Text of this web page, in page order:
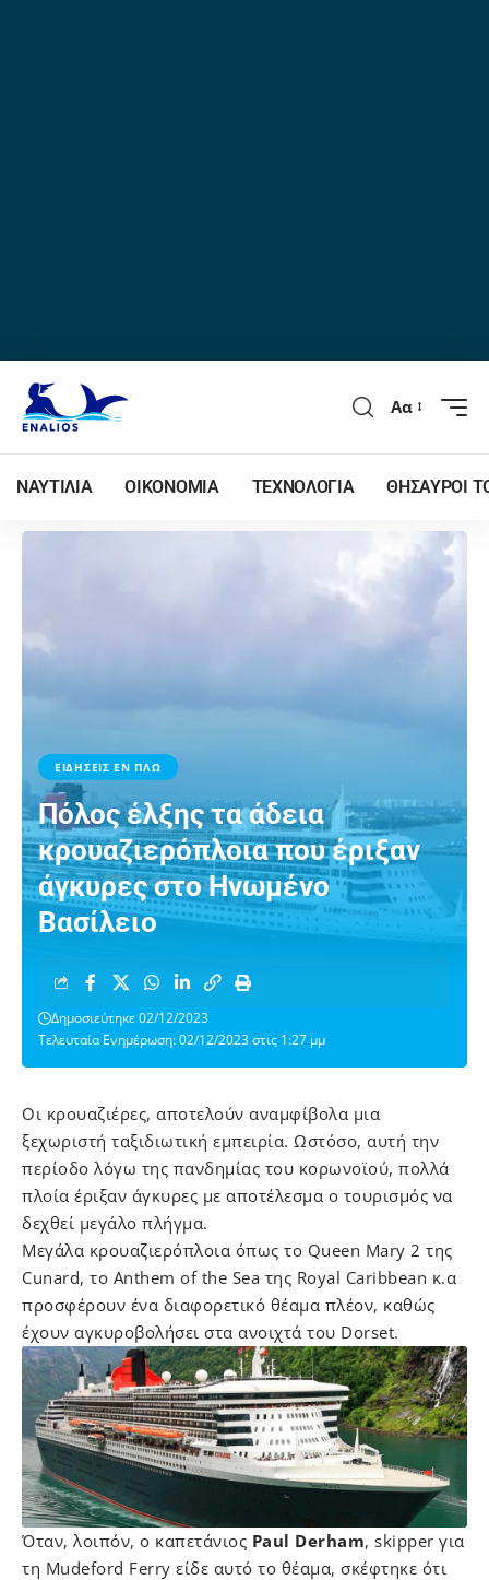
Αα
ΝΑΥΤΙΛΙΑ ΟΙΚΟΝΟΜΙΑ ΤΕΧΝΟΛΟΓΙΑ ΘΗΣΑΥΡΟΙ
ΕΙΔΗΣΕΙΣ ΕΝ ΠΛΩ
Πόλος έλξης τα άδεια
κρουαζιερόπλοια που έριξαν
άγκυρες στο Ηνωμένο
Βασίλειο
Τελευταία Ενημέρωση: 02/12/2023 στις 1:27 μμ
Δημοσιεύτηκε 02/12/2023
Οι κρουαζιέρες, αποτελούν αναμφίβολα μια
ξεχωριστή ταξιδιωτική εμπειρία. Ωστόσο, αυτή την
περίοδο λόγω της πανδημίας του κορωνοϊού, πολλά
πλοία έριξαν άγκυρες με αποτέλεσμα ο τουρισμός να
δεχθεί μεγάλο πλήγμα.
Μεγάλα κρουαζιερόπλοια όπως το Queen Mary 2 της
Cunard, το Anthem of the Sea της Royal Caribbean κ.α
προσφέρουν ένα διαφορετικό θέαμα πλέον, καθώς
έχουν αγκυροβολήσει στα ανοιχτά του Dorset.
Όταν, λοιπόν, ο καπετάνιος Paul Derham, skipper για
τη Mudeford Ferry είδε αυτό το θέαμα, σκέφτηκε ότι